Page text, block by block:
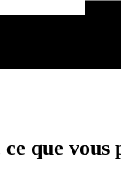
que